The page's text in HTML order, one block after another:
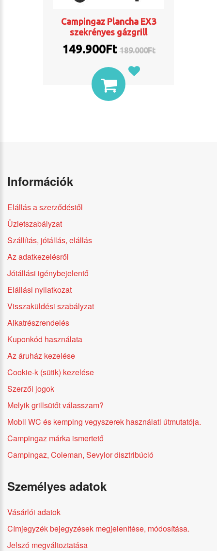
Campingaz Plancha EX3
szekrényes gázgrill
149.900Ft 189.000Ft
Információk
Elállás a szerződéstől
Üzletszabályzat
Szállítás, jótállás, elállás
Az adatkezelésről
Jótállási igénybejelentő
Elállási nyilatkozat
Visszaküldési szabályzat
Alkatrészrendelés
Kuponkód használata
Az áruház kezelése
Cookie-k (sütik) kezelése
Szerzői jogok
Melyik grillsütőt válasszam?
Mobil WC és kemping vegyszerek használati útmutatója.
Campingaz márka ismertető
Campingaz, Coleman, Sevylor disztribúció
Személyes adatok
Vásárlói adatok
Címjegyzék bejegyzések megjelenítése, módosítása.
Jelszó megváltoztatása